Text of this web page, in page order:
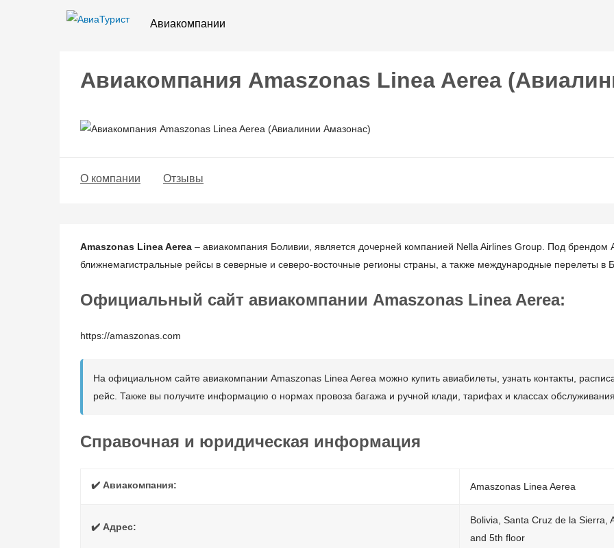
Авиакомпании
Авиакомпания Amaszonas Linea Aerea
О компании Отзывы
Amaszonas Linea Aerea – авиакомпания Боливии, является дочерней компанией Nella Airlines Group. Под брендом
ближнемагистральные рейсы в северные и северо-восточные регионы страны, а также международные перелеты в
Официальный сайт авиакомпании Amaszonas Linea Aerea:
https://amaszonas.com
На официальном сайте авиакомпании Amaszonas Linea Aerea можно купить авиабилеты, узнать контакты,
рейс. Также вы получите информацию о нормах провоза багажа и ручной клади, тарифах и классах
Справочная и юридическая информация
✔️ Авиакомпания: Amaszonas Linea Aerea
✔️ Адрес:
Bolivia, Santa Cruz de la Sierra,
and 5th floor